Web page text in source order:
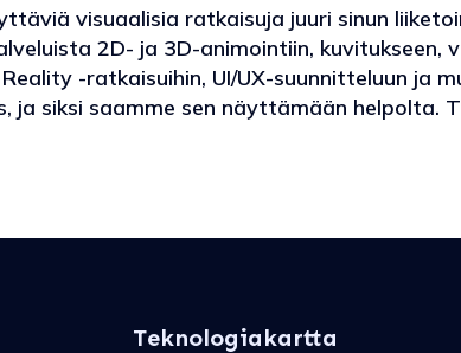
visuaalisia ratkaisuja juuri sinun
2D- ja 3D-animointiin, kuvitukseen,
-ratkaisuihin, UI/UX-suunnitteluun ja
ja siksi saamme sen näyttämään helpolta.
Teknologiakartta